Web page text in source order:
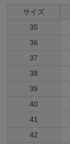
サイズ
35
36
37
38
39
40
41
42